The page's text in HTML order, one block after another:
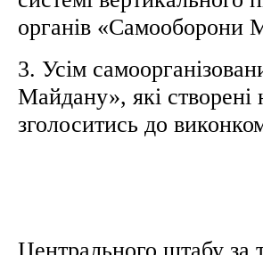
органів «Самооборони
3. Усім
Майдану», які створені
зголоситись до
Центрального штабу за